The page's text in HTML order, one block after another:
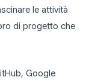
le attività
di progetto che
Google